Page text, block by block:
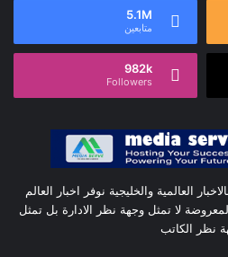
5.1M
متابعين
982k
Followers
العالمية والخليجية نوفر اخبار العالم
لا تمثل وجهة نظر الادارة بل تمثل
نظر الكاتب